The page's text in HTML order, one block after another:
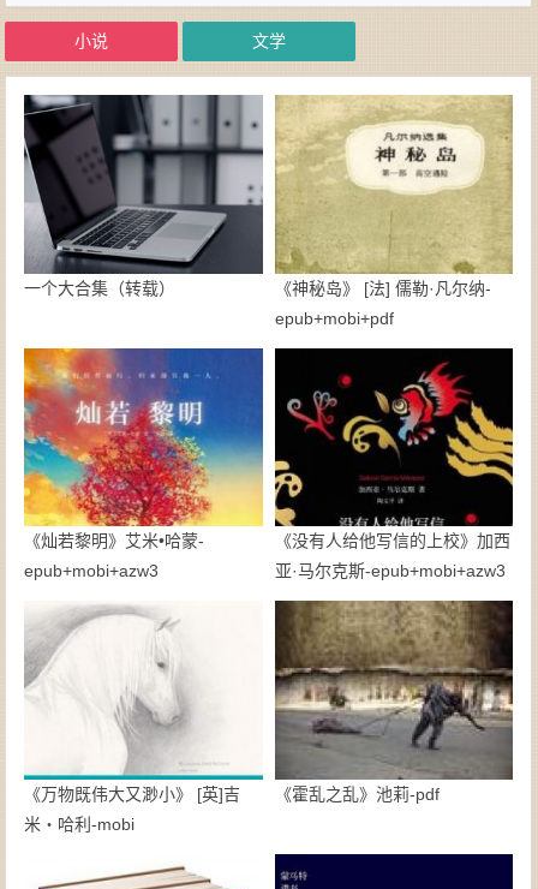
小说 文学
一个大合集（转载）
《神秘岛》 [法] 儒勒·凡尔纳-
epub+mobi+pdf
《灿若黎明》艾米•哈蒙-
epub+mobi+azw3
《没有人给他写信的上校》加西
亚·马尔克斯-epub+mobi+azw3
《万物既伟大又渺小》 [英]吉
米・哈利-mobi
《霍乱之乱》池莉-pdf